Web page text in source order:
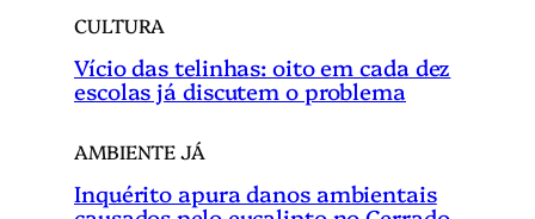
CULTURA
Vício das telinhas: oito em cada dez
escolas já discutem o problema
AMBIENTE JÁ
Inquérito apura danos ambientais